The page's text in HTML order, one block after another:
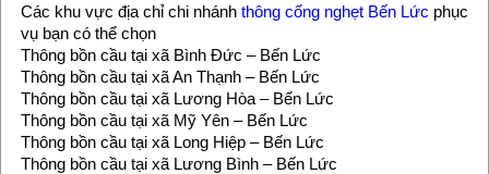
Các khu vực địa chỉ chi nhánhthông cống nghẹt Bến Lức phục
vụ bạn có thể chọn
Thông bồn cầu tại xã Bình Đức – Bến Lức
Thông bồn cầu tại xã An Thạnh – Bến Lức
Thông bồn cầu tại xã Lương Hòa – Bến Lức
Thông bồn cầu tại xã Mỹ Yên – Bến Lức
Thông bồn cầu tại xã Long Hiệp – Bến Lức
Thông bồn cầu tại xã Lương Bình – Bến Lức